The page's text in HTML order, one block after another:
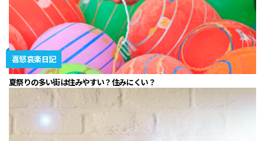
喜怒哀楽日記
夏祭りの多い街は住みやすい？住みにくい？